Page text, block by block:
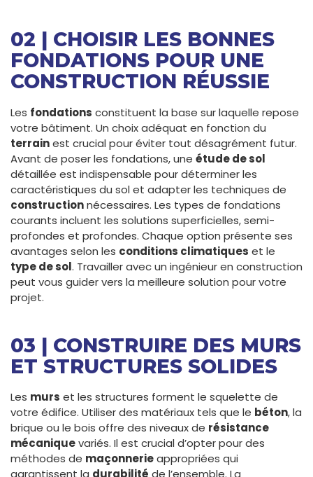
02 | CHOISIR LES BONNES
FONDATIONS POUR UNE
CONSTRUCTION RÉUSSIE
Les fondations constituent la base sur laquelle repose
votre bâtiment. Un choix adéquat en fonction du
terrainest crucial pour éviter tout désagrément futur.
Avant de poser les fondations, une étude de sol
détaillée est indispensable pour déterminer les
caractéristiques du sol et adapter les techniques de
constructionnécessaires. Les types de fondations
courants incluent les solutions superficielles, semi-
profondes et profondes. Chaque option présente ses
avantages selon les conditions climatiques et le
type de sol. Travailler avec un ingénieur en construction
peut vous guider vers la meilleure solution pour votre
projet.
03 | CONSTRUIRE DES MURS
ET STRUCTURES SOLIDES
Les murs et les structures forment le squelette de
votre édifice. Utiliser des matériaux tels que le béton, la
brique ou le bois offre des niveaux de résistance
mécaniquevariés. Il est crucial d’opter pour des
méthodes de maçonnerieappropriées qui
garantissent la durabilité de l’ensemble. La